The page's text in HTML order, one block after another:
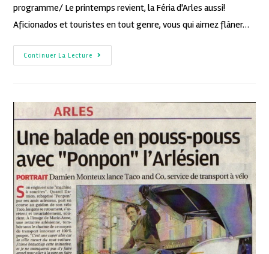
programme/ Le printemps revient, la Féria d'Arles aussi!
Aficionados et touristes en tout genre, vous qui aimez flâner…
Continuer La Lecture